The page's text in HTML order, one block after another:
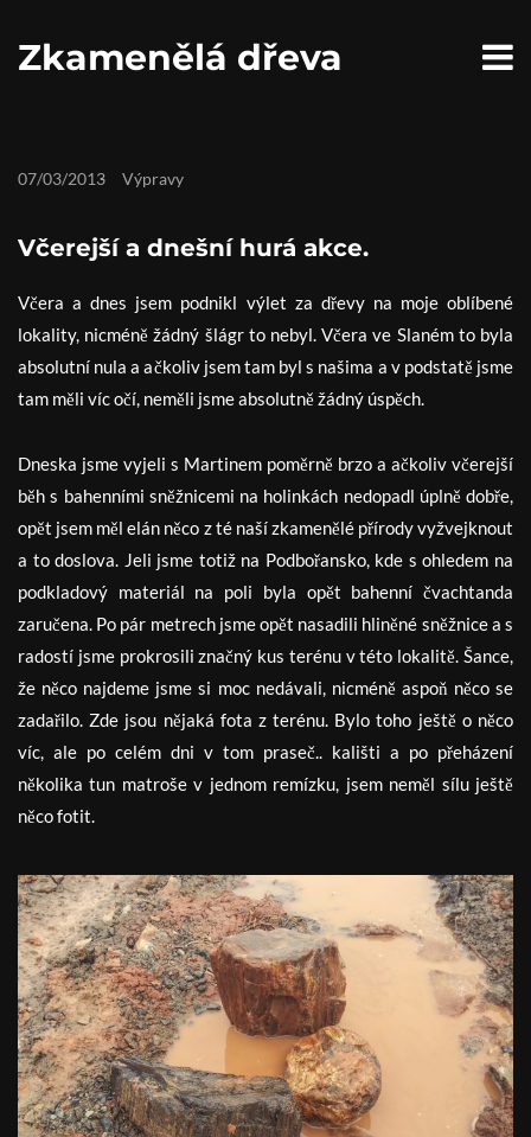
Zkamenělá dřeva
07/03/2013 Výpravy
Včerejší a dnešní hurá akce.
Včera a dnes jsem podnikl výlet za dřevy na moje oblíbené
lokality, nicméně žádný šlágr to nebyl. Včera ve Slaném to byla
absolutní nula a ačkoliv jsem tam byl s našima a v podstatě jsme
tam měli víc očí, neměli jsme absolutně žádný úspěch.
Dneska jsme vyjeli s Martinem poměrně brzo a ačkoliv včerejší
běh s bahenními sněžnicemi na holinkách nedopadl úplně dobře,
opět jsem měl elán něco z té naší zkamenělé přírody vyžvejknout
a to doslova. Jeli jsme totiž na Podbořansko, kde s ohledem na
podkladový materiál na poli byla opět bahenní čvachtanda
zaručena. Po pár metrech jsme opět nasadili hliněné sněžnice a s
radostí jsme prokrosili značný kus terénu v této lokalitě. Šance,
že něco najdeme jsme si moc nedávali, nicméně aspoň něco se
zadařilo. Zde jsou nějaká fota z terénu. Bylo toho ještě o něco
víc, ale po celém dni v tom praseč.. kališti a po přeházení
několika tun matroše v jednom remízku, jsem neměl sílu ještě
něco fotit.